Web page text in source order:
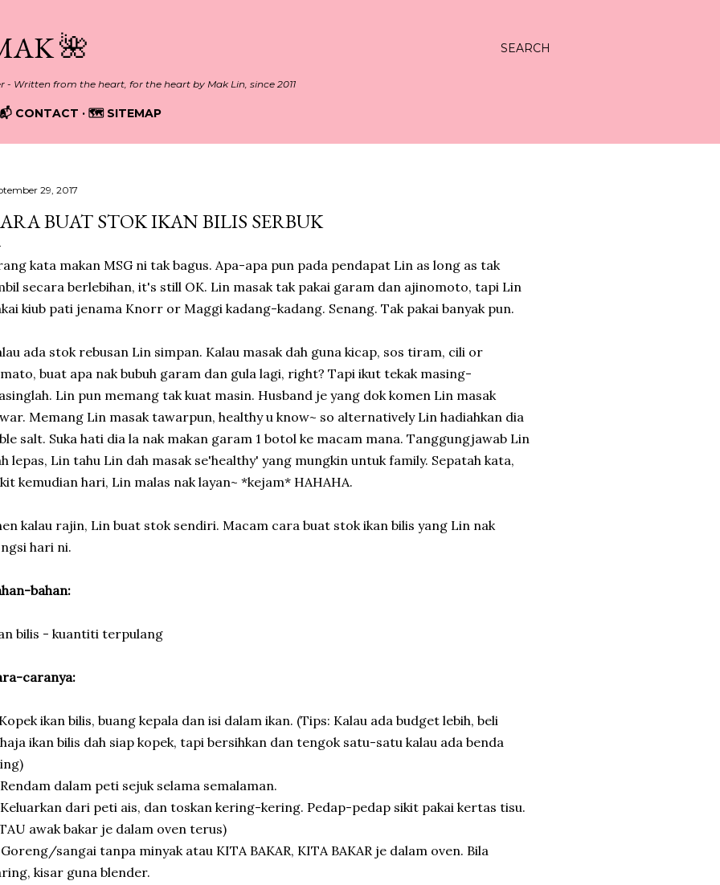
SEARCH
🌺
- Written from the heart, for the heart by Mak Lin, since 2011
CONTACT 🗺️ SITEMAP
29, 2017
BUAT STOK IKAN BILIS SERBUK
kata makan MSG ni tak bagus. Apa-apa pun pada pendapat Lin as long as tak
secara berlebihan, it's still OK. Lin masak tak pakai garam dan ajinomoto, tapi Lin
kiub pati jenama Knorr or Maggi kadang-kadang. Senang. Tak pakai banyak pun.
ada stok rebusan Lin simpan. Kalau masak dah guna kicap, sos tiram, cili or
buat apa nak bubuh garam dan gula lagi, right? Tapi ikut tekak masing-
Lin pun memang tak kuat masin. Husband je yang dok komen Lin masak
Memang Lin masak tawarpun, healthy u know~ so alternatively Lin hadiahkan dia
salt. Suka hati dia la nak makan garam 1 botol ke macam mana. Tanggungjawab Lin
lepas, Lin tahu Lin dah masak se'healthy' yang mungkin untuk family. Sepatah kata,
kemudian hari, Lin malas nak layan~ *kejam* HAHAHA.
kalau rajin, Lin buat stok sendiri. Macam cara buat stok ikan bilis yang Lin nak
hari ni.
bahan:
bilis - kuantiti terpulang
caranya:
ikan bilis, buang kepala dan isi dalam ikan. (Tips: Kalau ada budget lebih, beli
ikan bilis dah siap kopek, tapi bersihkan dan tengok satu-satu kalau ada benda
dalam peti sejuk selama semalaman.
dari peti ais, dan toskan kering-kering. Pedap-pedap sikit pakai kertas tisu.
awak bakar je dalam oven terus)
sangai tanpa minyak atau KITA BAKAR, KITA BAKAR je dalam oven. Bila
kisar guna blender.